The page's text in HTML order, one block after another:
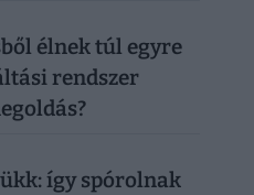
élnek túl egyre
rendszer
így spórolnak